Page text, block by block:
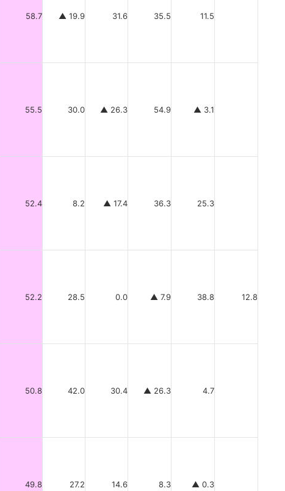
58.7 ▲ 19.9 31.6 35.5 11.5
55.5 30.0 ▲ 26.3 54.9 ▲ 3.1
52.4 8.2 ▲ 17.4 36.3 25.3
52.2 28.5 0.0 ▲ 7.9 38.8 12.8
50.8 42.0 30.4 ▲ 26.3 4.7
49.8 27.2 14.6 8.3 ▲ 0.3